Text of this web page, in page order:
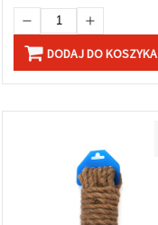
DODAJ DO KOSZYKA